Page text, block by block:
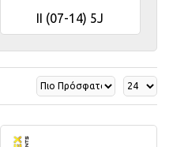
II (07-14) 5J